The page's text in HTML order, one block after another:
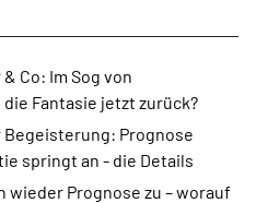
Co: Im Sog von
Fantasie jetzt zurück?
Prognose
springt an - die Details
wieder Prognose zu – worauf